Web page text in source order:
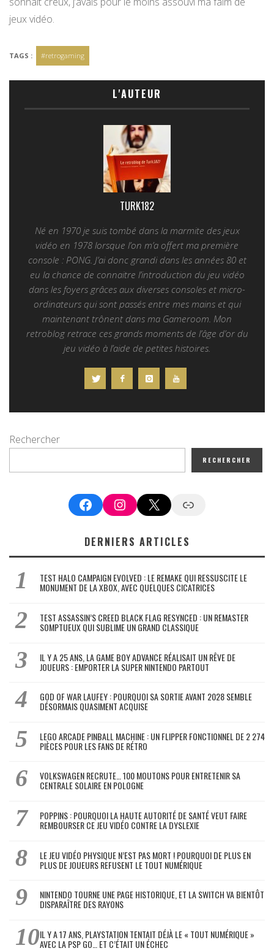
jeux vidéo.
TAGS : #retrogaming
L'AUTEUR
TURK182
Né en 1970 je suis tombé dans la marmite des jeux
vidéo en 1978 lorsque l’on m’a offert ma première
console : PONG. J’ai donc grandi dans les années 80 et
eu la chance de connaitre l’introduction du jeu vidéo
dans les foyers grâces aux diverses consoles et micro-
ordinateurs qui sont passés entre mes mains et qui
maintenant trônent dans ma Gameroom. Mon
retroblog retrace ces grands moments de l’âge d’or du
jeu vidéo à l’aide de petites histoires.
Rechercher
RECHERCHER
FacebookInstagram
X Google News
DERNIERS ARTICLES
TEST HALO CAMPAIGN EVOLVED : LE REMAKE QUI RESSUSCITE LE
MONUMENT DE LA XBOX, AVEC QUELQUES CICATRICES
TEST ASSASSIN’S CREED BLACK FLAG RESYNCED : UN REMASTER
SOMPTUEUX QUI SUBLIME UN GRAND CLASSIQUE
IL Y A 25 ANS, LA GAME BOY ADVANCE RÉALISAIT UN RÊVE DE
JOUEURS : EMPORTER LA SUPER NINTENDO PARTOUT
GOD OF WAR LAUFEY : POURQUOI SA SORTIE AVANT 2028 SEMBLE
DÉSORMAIS QUASIMENT ACQUISE
LEGO ARCADE PINBALL MACHINE : UN FLIPPER FONCTIONNEL DE 2 274
PIÈCES POUR LES FANS DE RÉTRO
VOLKSWAGEN RECRUTE… 100 MOUTONS POUR ENTRETENIR SA
CENTRALE SOLAIRE EN POLOGNE
POPPINS : POURQUOI LA HAUTE AUTORITÉ DE SANTÉ VEUT FAIRE
REMBOURSER CE JEU VIDÉO CONTRE LA DYSLEXIE
LE JEU VIDÉO PHYSIQUE N’EST PAS MORT ! POURQUOI DE PLUS EN
PLUS DE JOUEURS REFUSENT LE TOUT NUMÉRIQUE
NINTENDO TOURNE UNE PAGE HISTORIQUE, ET LA SWITCH VA BIENTÔT
DISPARAÎTRE DES RAYONS
IL Y A 17 ANS, PLAYSTATION TENTAIT DÉJÀ LE « TOUT NUMÉRIQUE »
AVEC LA PSP GO… ET C’ÉTAIT UN ÉCHEC